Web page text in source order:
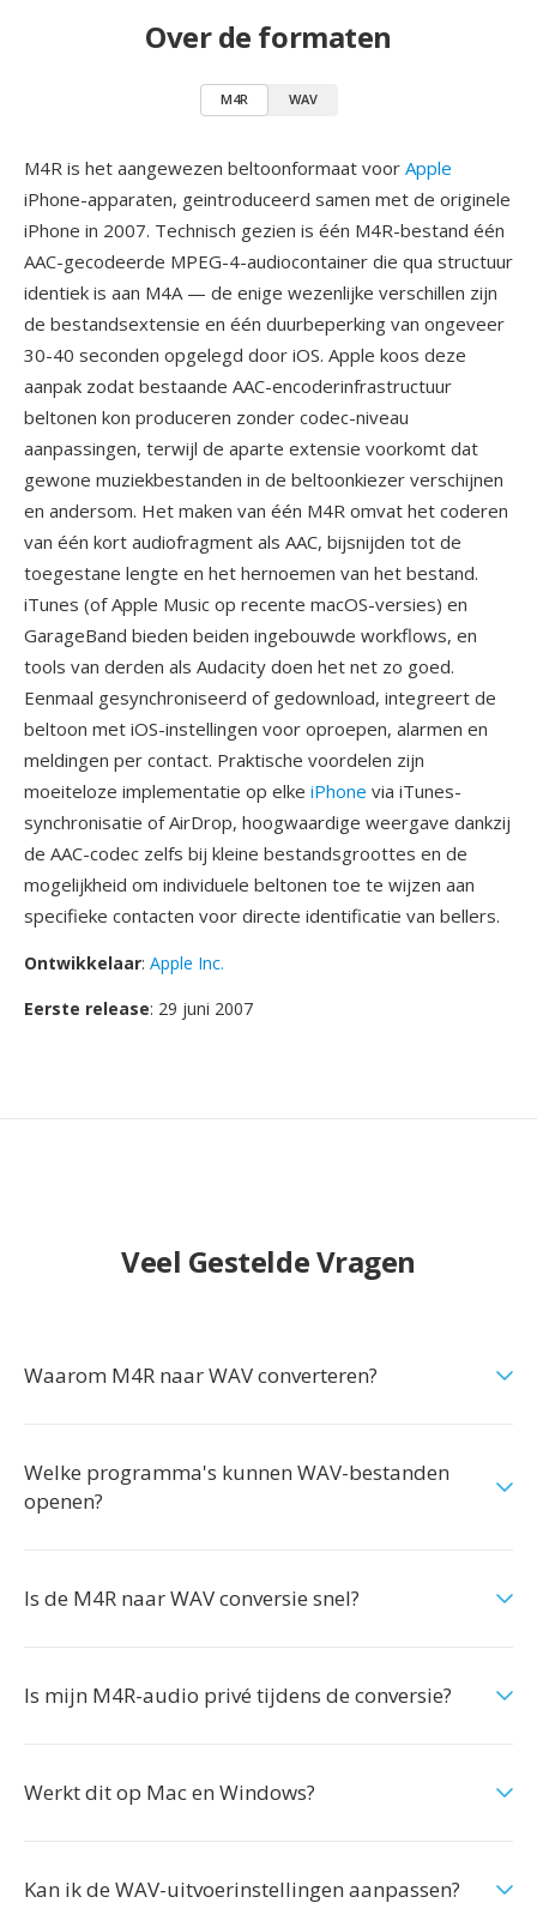
Over de formaten
M4R WAV
M4R is het aangewezen beltoonformaat voor Apple
iPhone-apparaten, geintroduceerd samen met de originele
iPhone in 2007. Technisch gezien is één M4R-bestand één
AAC-gecodeerde MPEG-4-audiocontainer die qua structuur
identiek is aan M4A — de enige wezenlijke verschillen zijn
de bestandsextensie en één duurbeperking van ongeveer
30-40 seconden opgelegd door iOS. Apple koos deze
aanpak zodat bestaande AAC-encoderinfrastructuur
beltonen kon produceren zonder codec-niveau
aanpassingen, terwijl de aparte extensie voorkomt dat
gewone muziekbestanden in de beltoonkiezer verschijnen
en andersom. Het maken van één M4R omvat het coderen
van één kort audiofragment als AAC, bijsnijden tot de
toegestane lengte en het hernoemen van het bestand.
iTunes (of Apple Music op recente macOS-versies) en
GarageBand bieden beiden ingebouwde workflows, en
tools van derden als Audacity doen het net zo goed.
Eenmaal gesynchroniseerd of gedownload, integreert de
beltoon met iOS-instellingen voor oproepen, alarmen en
meldingen per contact. Praktische voordelen zijn
moeiteloze implementatie op elke iPhone via iTunes-
synchronisatie of AirDrop, hoogwaardige weergave dankzij
de AAC-codec zelfs bij kleine bestandsgroottes en de
mogelijkheid om individuele beltonen toe te wijzen aan
specifieke contacten voor directe identificatie van bellers.
Ontwikkelaar: Apple Inc.
Eerste release: 29 juni 2007
Veel Gestelde Vragen
Waarom M4R naar WAV converteren?
Welke programma's kunnen WAV-bestanden
openen?
Is de M4R naar WAV conversie snel?
Is mijn M4R-audio privé tijdens de conversie?
Werkt dit op Mac en Windows?
Kan ik de WAV-uitvoerinstellingen aanpassen?